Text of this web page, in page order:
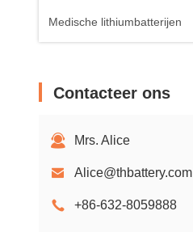
Medische lithiumbatterijen
Contacteer ons
Mrs. Alice
Alice@thbattery.com
+86-632-8059888